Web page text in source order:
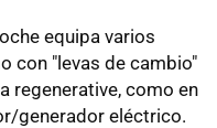
equipa varios
con "levas de cambio"
regenerative, como en
generador eléctrico.